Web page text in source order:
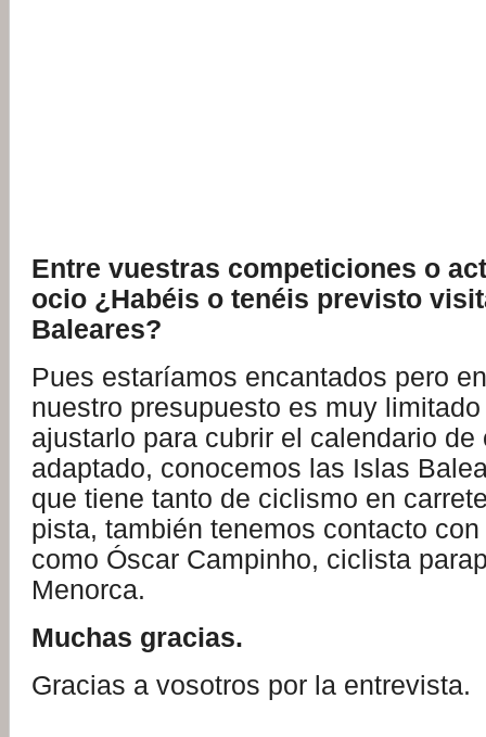
Entre vuestras competiciones o
ocio ¿Habéis o tenéis previsto
Baleares?
Pues estaríamos encantados pero
nuestro presupuesto es muy
ajustarlo para cubrir el calendario de
adaptado, conocemos las Islas
que tiene tanto de ciclismo en
pista, también tenemos contacto
como Óscar Campinho, ciclista
Menorca.
Muchas gracias.
Gracias a vosotros por la entrevista.